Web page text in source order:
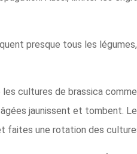
presque tous les
cultures de brassica
jaunissent et tombent.
faites une rotation des